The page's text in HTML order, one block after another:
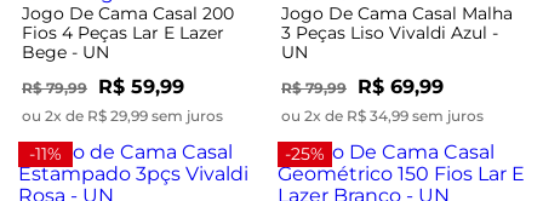
Jogo De Cama Casal 200
Fios 4 Peças Lar E Lazer
Bege - UN
R$ 79,99 R$ 59,99
ou 2x de R$ 29,99 sem juros
Jogo De Cama Casal Malha
3 Peças Liso Vivaldi Azul -
UN
R$ 79,99 R$ 69,99
ou 2x de R$ 34,99 sem juros
-11% -25%